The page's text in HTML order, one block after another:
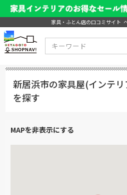
家具・ふとん店の口コミサイト
新居浜市の家具屋(インテ
を探す